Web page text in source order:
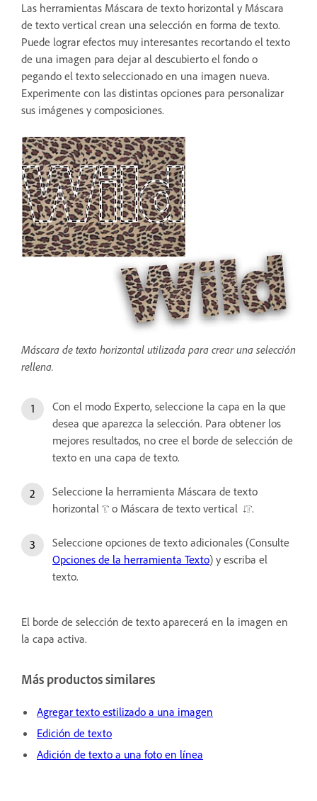
Las herramientas Máscara de texto horizontal y Máscara
de texto vertical crean una selección en forma de texto.
Puede lograr efectos muy interesantes recortando el texto
de una imagen para dejar al descubierto el fondo o
pegando el texto seleccionado en una imagen nueva.
Experimente con las distintas opciones para personalizar
sus imágenes y composiciones.
Máscara de texto horizontal utilizada para crear una selección
rellena.
Con el modo Experto, seleccione la capa en la que
desea que aparezca la selección. Para obtener los
mejores resultados, no cree el borde de selección de
texto en una capa de texto.
Seleccione la herramienta Máscara de texto
horizontal
o Máscara de texto vertical .
Seleccione opciones de texto adicionales (Consulte
Opciones de la herramienta Texto) y escriba el
texto.
El borde de selección de texto aparecerá en la imagen en
la capa activa.
Más productos similares
Agregar texto estilizado a una imagen
Edición de texto
Adición de texto a una foto en línea